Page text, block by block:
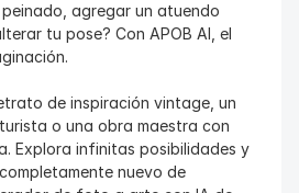
agregar un atuendo
tu pose? Con APOB AI, el
de inspiración vintage, un
o una obra maestra con
Explora infinitas posibilidades y
nuevo de